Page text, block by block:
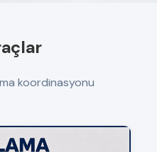
koordinasyonu